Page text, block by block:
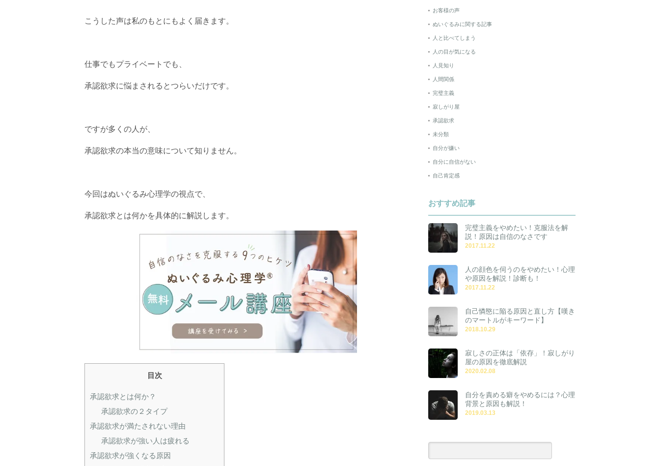
こうした声は私のもとにもよく届きます。
仕事でもプライベートでも、
承認欲求に悩まされるとつらいだけです。
ですが多くの人が、
承認欲求の本当の意味について知りません。
今回はぬいぐるみ心理学の視点で、
承認欲求とは何かを具体的に解説します。
目次
承認欲求とは何か？
承認欲求の２タイプ
承認欲求が満たされない理由
承認欲求が強い人は疲れる
承認欲求が強くなる原因
お客様の声
ぬいぐるみに関する記事
人と比べてしまう
人の目が気になる
人見知り
人間関係
完璧主義
寂しがり屋
承認欲求
未分類
自分が嫌い
自分に自信がない
自己肯定感
おすすめ記事
完璧主義をやめたい！克服法を解
説！原因は自信のなさです
2017.11.22
人の顔色を伺うのをやめたい！心理
や原因を解説！診断も！
2017.11.22
自己憐愍に陥る原因と直し方【嘆き
のマートルがキーワード】
2018.10.29
寂しさの正体は「依存」！寂しがり
屋の原因を徹底解説
2020.02.08
自分を責める癖をやめるには？心理
背景と原因も解説！
2019.03.13